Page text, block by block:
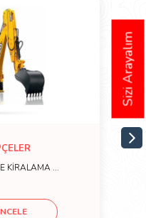
KİRALAMA ...
Sizi Arayalım